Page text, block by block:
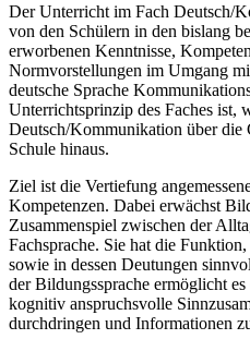
Der Unterricht im Fach Deutsch/
von den Schülern in den bislang
erworbenen Kenntnisse,
Normvorstellungen im Umgang
deutsche Sprache
Unterrichtsprinzip des Faches ist,
Deutsch/Kommunikation über die
Schule hinaus.
Ziel ist die Vertiefung
Kompetenzen. Dabei erwächst
Zusammenspiel zwischen der
Fachsprache. Sie hat die
sowie in dessen Deutungen
der Bildungssprache ermöglicht
kognitiv anspruchsvolle
durchdringen und Informationen